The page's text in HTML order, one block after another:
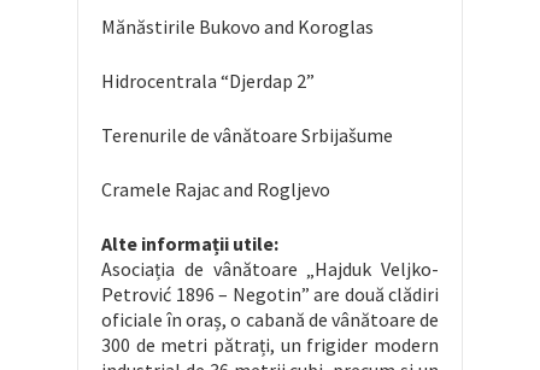
Mănăstirile Bukovo and Koroglas
Hidrocentrala “Djerdap 2”
Terenurile de vânătoare Srbijašume
Cramele Rajac and Rogljevo
Alte informații utile:
Asociația de vânătoare „Hajduk Veljko-
Petrović 1896 – Negotin” are două clădiri
oficiale în oraș, o cabană de vânătoare de
300 de metri pătrați, un frigider modern